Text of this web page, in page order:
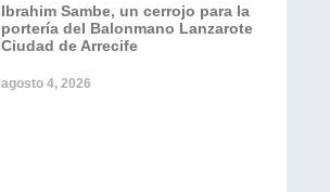
Ibrahim Sambe, un cerrojo para la
portería del Balonmano Lanzarote
Ciudad de Arrecife
agosto 4, 2026